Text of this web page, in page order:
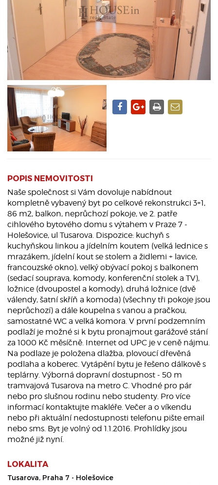
POPIS NEMOVITOSTI
Naše společnost si Vám dovoluje nabídnout
kompletně vybavený byt po celkové rekonstrukci 3+1,
86 m2, balkon, neprůchozí pokoje, ve 2. patře
cihlového bytového domu s výtahem v Praze 7 -
Holešovice, ul Tusarova. Dispozice: kuchyň s
kuchyňskou linkou a jídelním koutem (velká lednice s
mrazákem, jídelní kout se stolem a židlemi + lavice,
francouzské okno), velký obývací pokoj s balkonem
(sedací souprava, komody, konferenční stolek a TV),
ložnice (dvoupostel a komody), druhá ložnice (dvě
válendy, šatní skříň a komoda) (všechny tři pokoje jsou
neprůchozí) a dále koupelna s vanou a pračkou,
samostatné WC a velká komora. V první podzemním
podlaží je možné si k bytu pronajmout garážové stání
za 1000 Kč měsíčně. Internet od UPC je v ceně nájmu.
Na podlaze je položena dlažba, plovoucí dřevěná
podlaha a koberec. Vytápění bytu je řešeno dálkově s
teplárny. Výborná dopravní dostupnost - 50 m
tramvajová Tusarova na metro C. Vhodné pro pár
nebo pro slušnou rodinu nebo studenty. Pro více
informací kontaktujte makléře. Večer a o víkendu
nebo při aktuální nedostupnosti telefonu pište email
nebo sms. Byt je volný od 1.1.2016. Prohlídky jsou
možné již nyní.
LOKALITA
Tusarova, Praha 7 - Holešovice